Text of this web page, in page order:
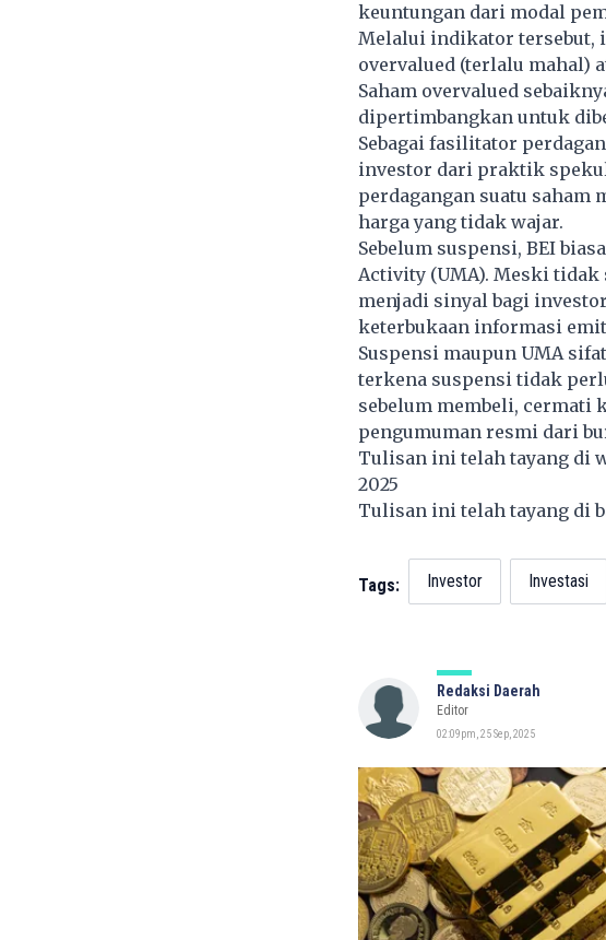
keuntungan dari modal
Melalui indikator tersebut,
overvalued (terlalu mahal)
Saham overvalued
dipertimbangkan untuk
Sebagai fasilitator
investor dari praktik
perdagangan suatu
harga yang tidak wajar.
Sebelum suspensi, BEI
Activity (UMA). Meski tidak
menjadi sinyal bagi
keterbukaan informasi
Suspensi maupun UMA
terkena suspensi tidak
sebelum membeli, cermati
pengumuman resmi dari
Tulisan ini telah tayang di
2025
Tulisan ini telah tayang di
Tags: Investor Investasi
Redaksi Daerah
Editor
02:09pm, 25 Sep, 2025